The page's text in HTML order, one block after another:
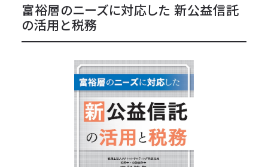
富裕層のニーズに対応した 新公益信託
の活用と税務